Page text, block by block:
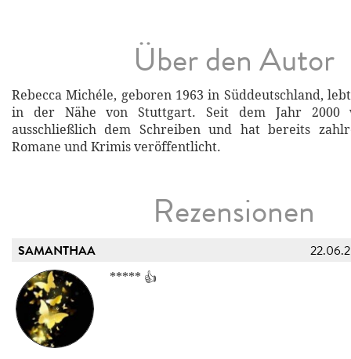
Über den Autor
Rebecca Michéle, geboren 1963 in Süddeutschland,
in der Nähe von Stuttgart. Seit dem Jahr 2000
ausschließlich dem Schreiben und hat bereits
Romane und Krimis veröffentlicht.
Rezensionen
SAMANTHAA
***** 👍